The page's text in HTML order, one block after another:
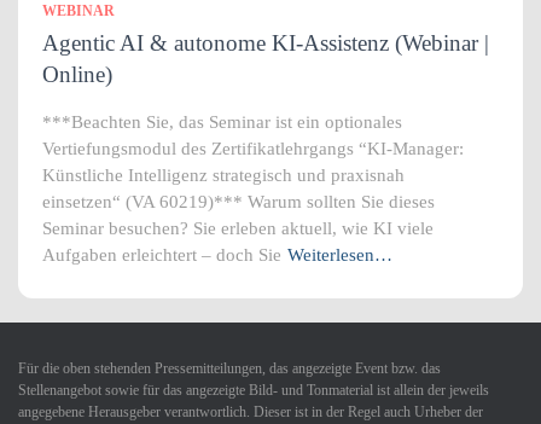
WEBINAR
Agentic AI & autonome KI-Assistenz (Webinar |
Online)
***Beachten Sie, das Seminar ist ein optionales
Vertiefungsmodul des Zertifikatlehrgangs “KI-Manager:
Künstliche Intelligenz strategisch und praxisnah
einsetzen“ (VA 60219)*** Warum sollten Sie dieses
Seminar besuchen? Sie erleben aktuell, wie KI viele
Aufgaben erleichtert – doch Sie Weiterlesen…
Für die oben stehenden Pressemitteilungen, das angezeigte Event bzw. das
Stellenangebot sowie für das angezeigte Bild- und Tonmaterial ist allein der jeweils
angegebene Herausgeber verantwortlich. Dieser ist in der Regel auch Urheber der